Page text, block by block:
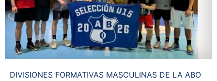
DIVISIONES FORMATIVAS MASCULINAS DE LA ABO